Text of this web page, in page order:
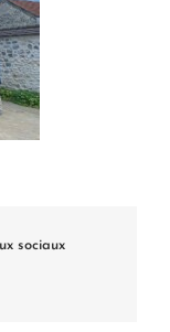
sociaux